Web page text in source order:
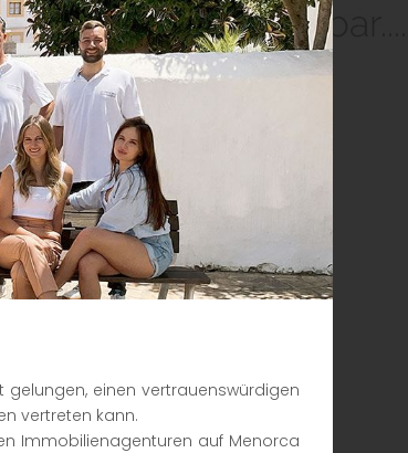
einen vertrauenswürdigen
vertreten kann.
Immobilienagenturen auf Menorca
Anzeige #